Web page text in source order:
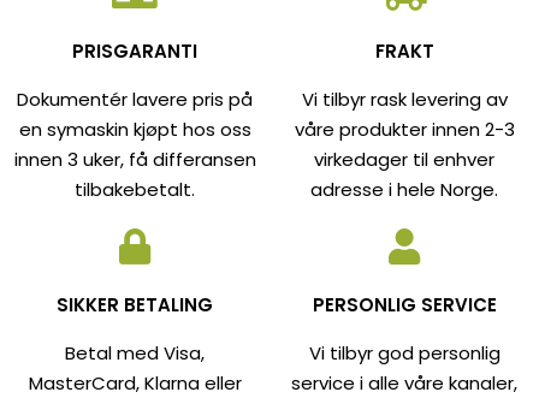
PRISGARANTI
Dokumentér lavere pris på
en symaskin kjøpt hos oss
innen 3 uker, få differansen
tilbakebetalt.
FRAKT
Vi tilbyr rask levering av
våre produkter innen 2-3
virkedager til enhver
adresse i hele Norge.
SIKKER BETALING
Betal med Visa,
MasterCard, Klarna eller
PERSONLIG SERVICE
Vi tilbyr god personlig
service i alle våre kanaler,